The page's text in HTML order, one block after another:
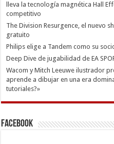
lleva la tecnología magnética Hall
competitivo
The Division Resurgence, el nuevo
gratuito
Philips elige a Tandem como su
Deep Dive de jugabilidad de EA
Wacom y Mitch Leeuwe ilustrador
aprende a dibujar en una era
tutoriales?»
Facebook